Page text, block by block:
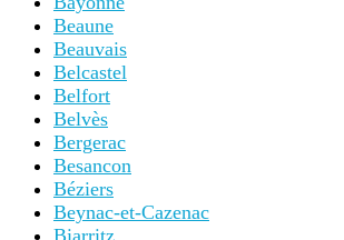
Beaune
Beauvais
Belcastel
Belfort
Belvès
Bergerac
Besancon
Béziers
Beynac-et-Cazenac
Biarritz